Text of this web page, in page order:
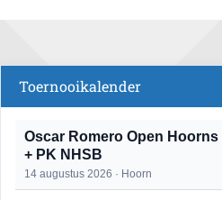
Toernooikalender
Oscar Romero Open
+ PK NHSB
14 augustus 2026 · Hoorn